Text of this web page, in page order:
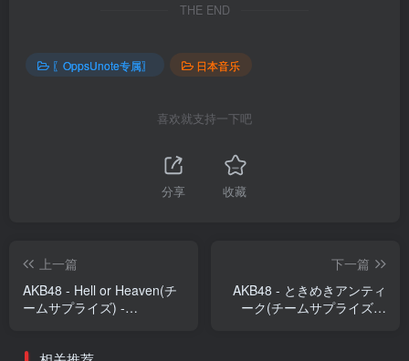
THE END
〖OppsUnote专属〗 日本音乐
喜欢就支持一下吧
分享 收藏
上一篇
AKB48 - Hell or Heaven(チ
ームサプライズ) -
下一篇
AKB48 - ときめきアンティ
ーク(チームサプライズ) -